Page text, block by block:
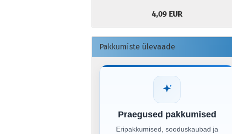
4,09 EUR
Pakkumiste ülevaade
Praegused pakkumised
Eripakkumised, sooduskaubad ja